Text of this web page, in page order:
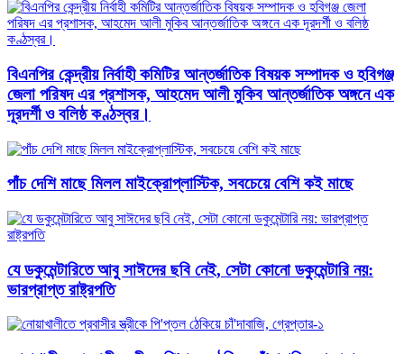
বিএনপির কেন্দ্রীয় নির্বাহী কমিটির আন্তর্জাতিক বিষয়ক সম্পাদক ও হবিগঞ্জ
জেলা পরিষদ এর প্রশাসক, ​আহমেদ আলী মুকিব আন্তর্জাতিক অঙ্গনে এক
দূরদর্শী ও বলিষ্ঠ কণ্ঠস্বর।
পাঁচ দেশি মাছে মিলল মাইক্রোপ্লাস্টিক, সবচেয়ে বেশি কই মাছে
যে ডকুমেন্টারিতে আবু সাঈদের ছবি নেই, সেটা কোনো ডকুমেন্টারি নয়:
ভারপ্রাপ্ত রাষ্ট্রপতি